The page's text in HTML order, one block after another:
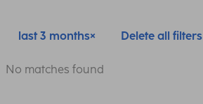
last 3 months Delete all filters
No matches found